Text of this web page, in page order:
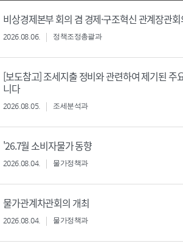
비상경제본부 회의 겸 경제·구조혁신 관계장관
2026.08.06. 정책조정총괄과
[보도참고] 조세지출 정비와 관련하여 제기된 주
니다
2026.08.05. 조세분석과
'26.7월 소비자물가 동향
2026.08.04. 물가정책과
물가관계차관회의 개최
2026.08.04. 물가정책과